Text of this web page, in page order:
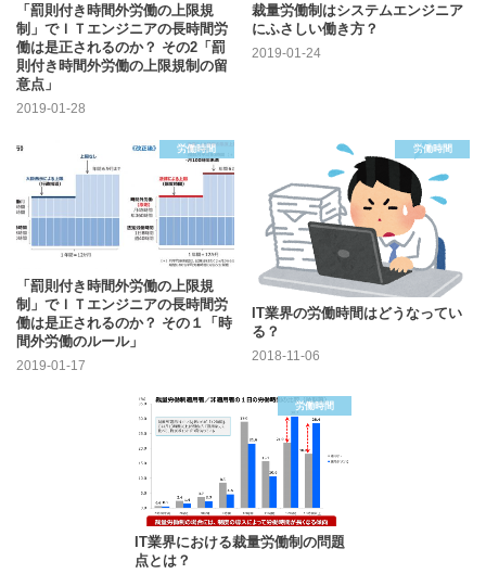
「罰則付き時間外労働の上限規
制」でＩＴエンジニアの長時間労
働は是正されるのか？ その2「罰
則付き時間外労働の上限規制の留
意点」
2019-01-28
裁量労働制はシステムエンジニア
にふさしい働き方？
2019-01-24
労働時間
「罰則付き時間外労働の上限規
制」でＩＴエンジニアの長時間労
働は是正されるのか？ その１「時
間外労働のルール」
2019-01-17
労働時間
IT業界の労働時間はどうなってい
る？
2018-11-06
労働時間
IT業界における裁量労働制の問題
点とは？